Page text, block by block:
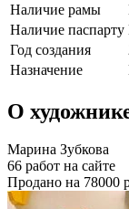
Наличие рамы
Наличие паспарту
Год создания
Назначение
О
Марина Зубкова
66 работ на сайте
Продано на 78000